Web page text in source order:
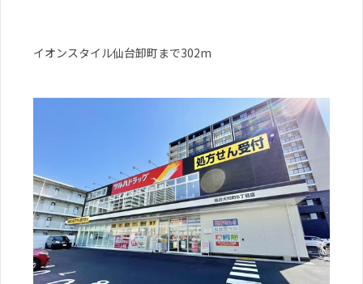
イオンスタイル仙台卸町まで302m